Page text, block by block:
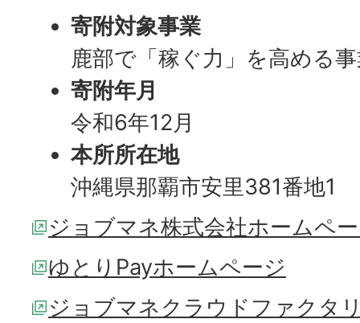
寄附対象事業
鹿部で「稼ぐ力」を高める
寄附年月
令和6年12月
本所所在地
沖縄県那覇市安里381番地1
ジョブマネ株式会社ホームペ
ゆとりPayホームページ
ジョブマネクラウドファクタ